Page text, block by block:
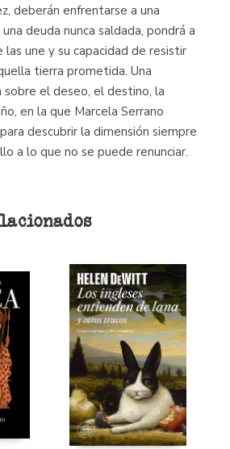
deberán enfrentarse a una
deuda nunca saldada, pondrá a
las une y su capacidad de resistir
tierra prometida. Una
el deseo, el destino, la
en la que Marcela Serrano
descubrir la dimensión siempre
a lo que no se puede renunciar.